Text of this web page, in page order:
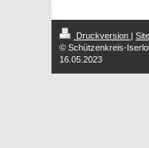
Druckversion |
© Schützenkreis-
16.05.2023